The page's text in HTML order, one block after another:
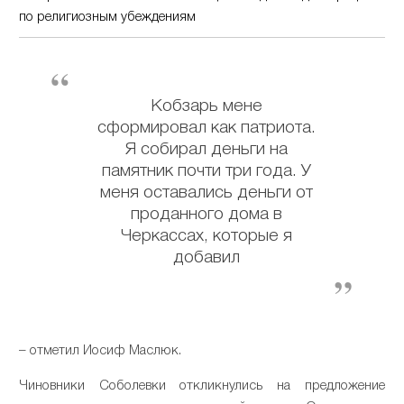
по религиозным убеждениям
Кобзарь мене
сформировал как патриота.
Я собирал деньги на
памятник почти три года. У
меня оставались деньги от
проданного дома в
Черкассах, которые я
добавил
– отметил Иосиф Маслюк.
Чиновники Соболевки откликнулись на предложение